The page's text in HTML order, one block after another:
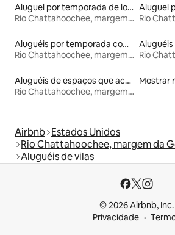
Aluguel por temporada de lofts
Rio Chattahoochee, margem da Geórgia
Aluguéis por temporada com banheira de hidromassagem
Rio Chattahoochee, margem da Geórgia
Aluguéis de espaços que aceitam animais de estimação
Rio Chattahoochee, margem da Geórgia
Mostrar
Airbnb Estados Unidos
Rio Chattahoochee, margem da
Aluguéis de vilas
© 2026 Airbnb, Inc.
Privacidade